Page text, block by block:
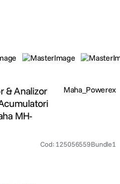
& Analizor
MH-
Cod: 125056559Bundle1
Maha_Powerex